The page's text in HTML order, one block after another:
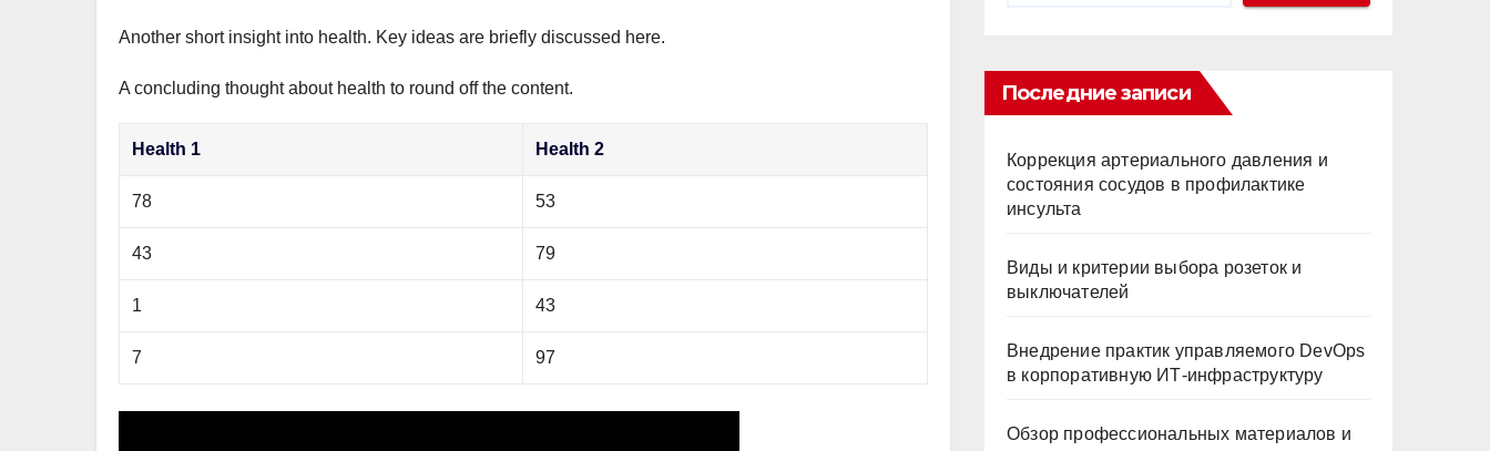
Another short insight into health. Key ideas are briefly discussed here.
A concluding thought about health to round off the content.
Health 1 Health 2
78 53
43 79
1 43
7 97
Последние записи
Коррекция артериального давления и
состояния сосудов в профилактике
инсульта
Виды и критерии выбора розеток и
выключателей
Внедрение практик управляемого DevOps
в корпоративную ИТ-инфраструктуру
Обзор профессиональных материалов и